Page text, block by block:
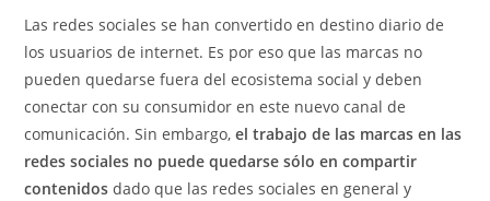
Las redes sociales se han convertido en destino diario de
los usuarios de internet. Es por eso que las marcas no
pueden quedarse fuera del ecosistema social y deben
conectar con su consumidor en este nuevo canal de
comunicación. Sin embargo,el trabajo de las marcas en las
redes sociales no puede quedarse sólo en compartir
contenidos dado que las redes sociales en general y